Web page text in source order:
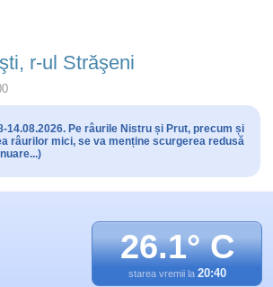
r-ul Străşeni
14.08.2026. Pe râurile Nistru și Prut, precum și
râurilor mici, se va menține scurgerea redusă
26.1° C
starea vremii la 20:40